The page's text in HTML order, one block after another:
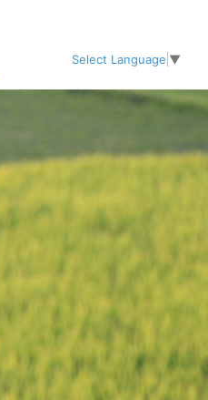
Select Language ▼